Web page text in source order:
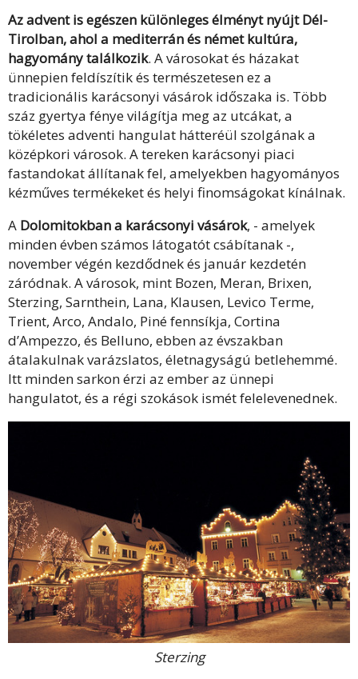
Az advent is egészen különleges élményt nyújt Dél-
Tirolban, ahol a mediterrán és német kultúra,
hagyomány találkozik. A városokat és házakat
ünnepien feldíszítik és természetesen ez a
tradicionális karácsonyi vásárok időszaka is. Több
száz gyertya fénye világítja meg az utcákat, a
tökéletes adventi hangulat hátteréül szolgának a
középkori városok. A tereken karácsonyi piaci
fastandokat állítanak fel, amelyekben hagyományos
kézműves termékeket és helyi finomságokat kínálnak.
A Dolomitokban a karácsonyi vásárok, - amelyek
minden évben számos látogatót csábítanak -,
november végén kezdődnek és január kezdetén
záródnak. A városok, mint Bozen, Meran, Brixen,
Sterzing, Sarnthein, Lana, Klausen, Levico Terme,
Trient, Arco, Andalo, Piné fennsíkja, Cortina
d’Ampezzo, és Belluno, ebben az évszakban
átalakulnak varázslatos, életnagyságú betlehemmé.
Itt minden sarkon érzi az ember az ünnepi
hangulatot, és a régi szokások ismét felelevenednek.
Sterzing